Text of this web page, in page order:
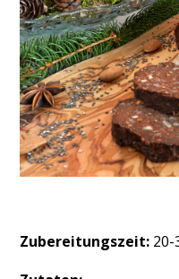
Zubereitungszeit:20-